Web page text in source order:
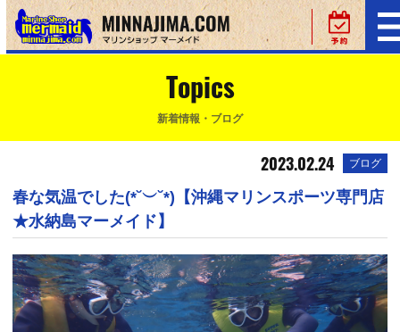
Topics
新着情報・ブログ
2023.02.24 ブログ
春な気温でした(*˘︶˘*)【沖縄マリンスポーツ専門店
★水納島マーメイド】